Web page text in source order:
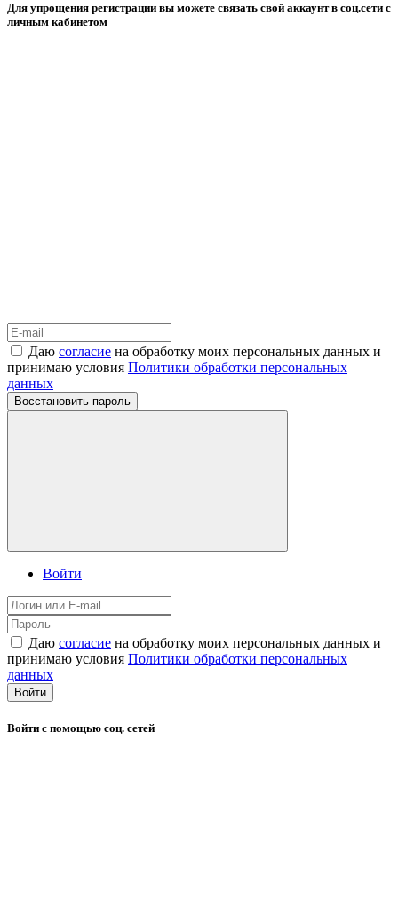
Для упрощения регистрации вы можете связать свой аккаунт в соц.сети с
личным кабинетом
Даю согласие на обработку моих персональных данных и
принимаю условия Политики обработки персональных
данных
Восстановить пароль
Войти
Даю согласие на обработку моих персональных данных и
принимаю условия Политики обработки персональных
данных
Войти
Войти с помощью соц. сетей